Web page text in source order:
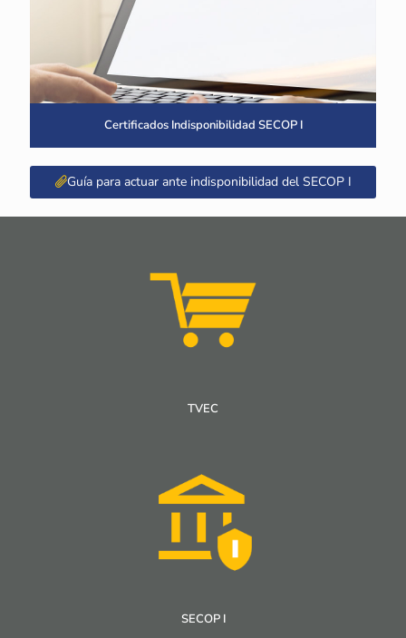
Certificados Indisponibilidad SECOP I
Guía para actuar ante indisponibilidad del SECOP I
TVEC
SECOP I